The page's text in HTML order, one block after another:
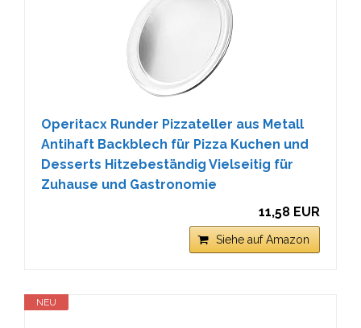
Operitacx Runder Pizzateller aus Metall
Antihaft Backblech für Pizza Kuchen und
Desserts Hitzebeständig Vielseitig für
Zuhause und Gastronomie
11,58 EUR
Siehe auf Amazon
NEU